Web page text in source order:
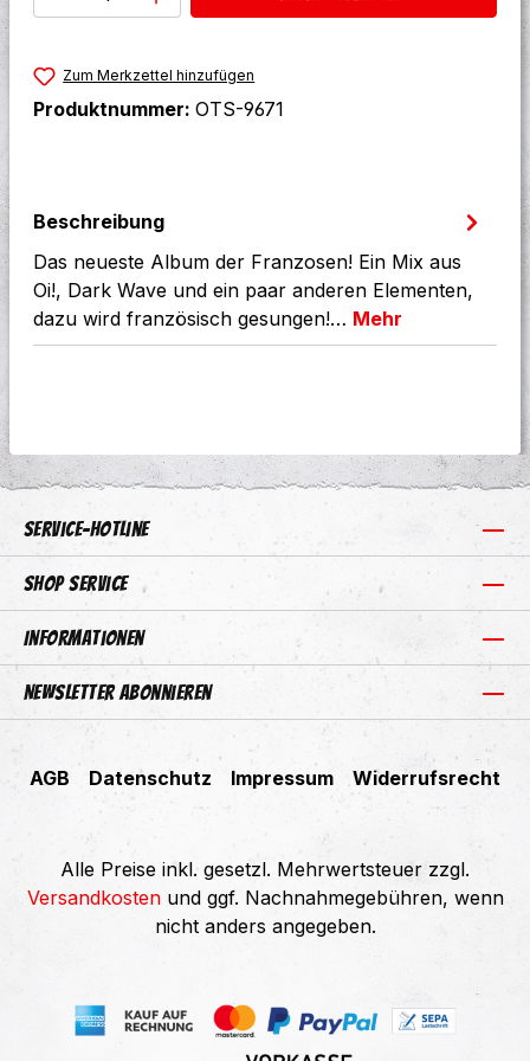
Zum Merkzettel hinzufügen
Produktnummer: OTS-9671
Beschreibung
Das neueste Album der Franzosen! Ein Mix aus
Oi!, Dark Wave und ein paar anderen Elementen,
dazu wird französisch gesungen!… Mehr
Service-Hotline
Shop Service
Informationen
Newsletter abonnieren
AGB Datenschutz Impressum Widerrufsrecht
Alle Preise inkl. gesetzl. Mehrwertsteuer zzgl.
Versandkostenund ggf. Nachnahmegebühren, wenn
nicht anders angegeben.